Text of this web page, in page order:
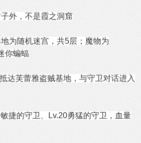
外，不是霞之洞窟
为随机迷宫，共5层；魔物为
你蝙蝠
达芙蕾雅盗贼基地，与守卫对话进入
捷的守卫、Lv.20勇猛的守卫，血量